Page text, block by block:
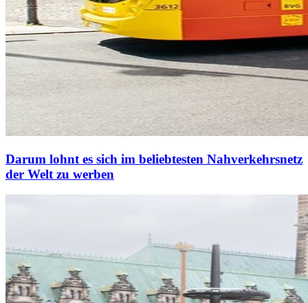
Darum lohnt es sich im beliebtesten Nahverkehrsnetz
der Welt zu werben